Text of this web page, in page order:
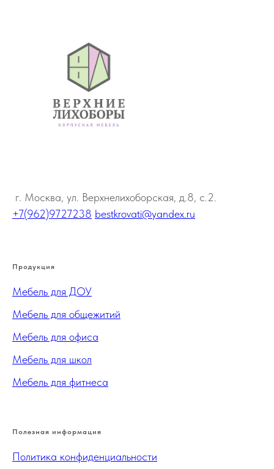
г. Москва, ул. Верхнелихоборская, д.8, с.2.
+7(962)9727238 bestkrovati@yandex.ru
Продукция
Мебель для ДОУ
Мебель для общежитий
Мебель для офиса
Мебель для школ
Мебель для фитнеса
Полезная информация
Политика конфиденциальности